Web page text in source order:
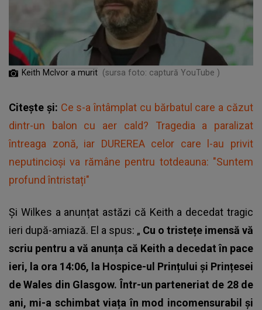
Keith McIvor a murit (sursa foto: captură YouTube )
Citește și: Ce s-a întâmplat cu bărbatul care a căzut
dintr-un balon cu aer cald? Tragedia a paralizat
întreaga zonă, iar DUREREA celor care l-au privit
neputincioși va rămâne pentru totdeauna: "Suntem
profund întristați"
Și Wilkes a anunțat astăzi că Keith a decedat tragic
ieri după-amiază. El a spus: „ Cu o tristețe imensă vă
scriu pentru a vă anunța că Keith a decedat în pace
ieri, la ora 14:06, la Hospice-ul Prințului și Prințesei
de Wales din Glasgow. Într-un parteneriat de 28 de
ani, mi-a schimbat viața în mod incomensurabil și